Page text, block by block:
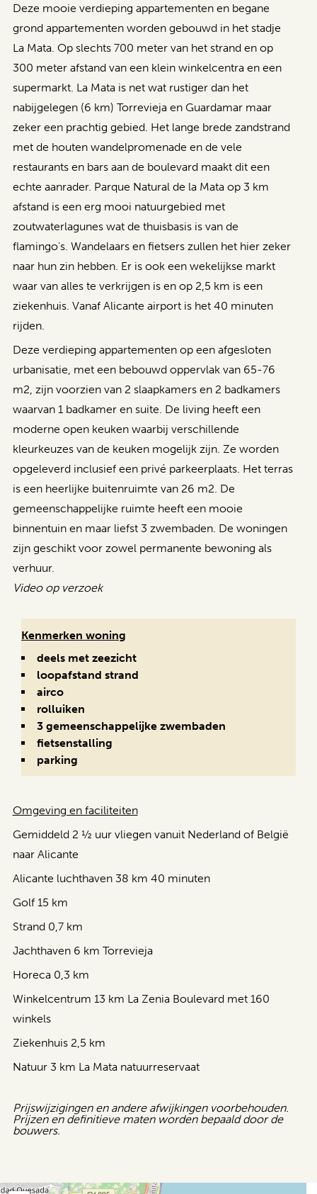
Deze mooie verdieping appartementen en begane
grond appartementen worden gebouwd in het stadje
La Mata. Op slechts 700 meter van het strand en op
300 meter afstand van een klein winkelcentra en een
supermarkt. La Mata is net wat rustiger dan het
nabijgelegen (6 km) Torrevieja en Guardamar maar
zeker een prachtig gebied. Het lange brede zandstrand
met de houten wandelpromenade en de vele
restaurants en bars aan de boulevard maakt dit een
echte aanrader. Parque Natural de la Mata op 3 km
afstand is een erg mooi natuurgebied met
zoutwaterlagunes wat de thuisbasis is van de
flamingo's. Wandelaars en fietsers zullen het hier zeker
naar hun zin hebben. Er is ook een wekelijkse markt
waar van alles te verkrijgen is en op 2,5 km is een
ziekenhuis. Vanaf Alicante airport is het 40 minuten
rijden.
Deze verdieping appartementen op een afgesloten
urbanisatie, met een bebouwd oppervlak van 65-76
m2, zijn voorzien van 2 slaapkamers en 2 badkamers
waarvan 1 badkamer en suite. De living heeft een
moderne open keuken waarbij verschillende
kleurkeuzes van de keuken mogelijk zijn. Ze worden
opgeleverdinclusief een privé parkeerplaats. Het terras
is een heerlijke buitenruimte van 26 m2. De
gemeenschappelijke ruimte heeft een mooie
binnentuin en maar liefst 3 zwembaden. De woningen
zijn geschikt voor zowel permanente bewoning als
verhuur.
Video op verzoek
Kenmerken woning
deels met zeezicht
loopafstand strand
airco
rolluiken
3 gemeenschappelijke zwembaden
fietsenstalling
parking
Omgeving en faciliteiten
Gemiddeld 2 ½ uur vliegen vanuit Nederland of België
naar Alicante
Alicante luchthaven 38 km 40 minuten
Golf 15 km
Strand 0,7 km
Jachthaven 6 km Torrevieja
Horeca 0,3 km
Winkelcentrum 13 km La Zenia Boulevard met 160
winkels
Ziekenhuis 2,5 km
Natuur 3 km La Mata natuurreservaat
Prijswijzigingen en andere afwijkingen voorbehouden.
Prijzen en definitieve maten worden bepaald door de
bouwers.